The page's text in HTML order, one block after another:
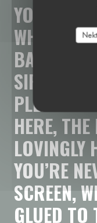
YOUR
WHERE
BAR
SIP
PLENTY
HERE, THE
LOVINGLY
YOU’RE
SCREEN,
GLUED TO